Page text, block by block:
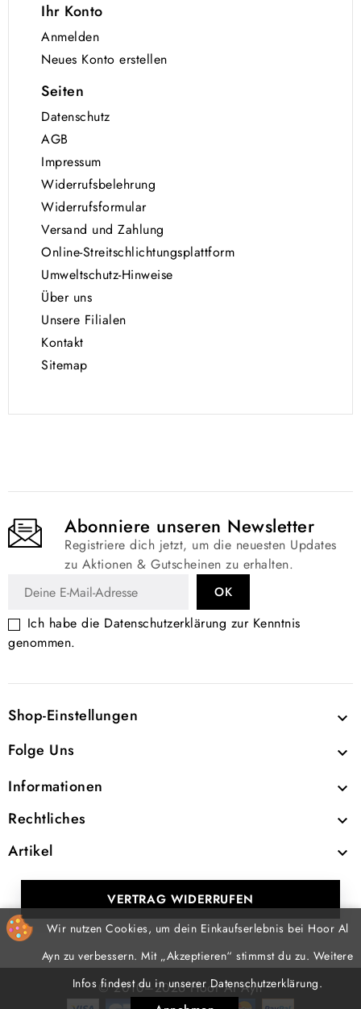
Ihr Konto
Anmelden
Neues Konto erstellen
Seiten
Datenschutz
AGB
Impressum
Widerrufsbelehrung
Widerrufsformular
Versand und Zahlung
Online-Streitschlichtungsplattform
Umweltschutz-Hinweise
Über uns
Unsere Filialen
Kontakt
Sitemap
Abonniere unseren Newsletter
Registriere dich jetzt, um die neuesten Updates
zu Aktionen & Gutscheinen zu erhalten.
Ich habe die Datenschutzerklärung zur Kenntnis
genommen.
Shop-Einstellungen 
Folge Uns 
Informationen 
Rechtliches 
Artikel 
Wir nutzen Cookies, um dein Einkaufserlebnis bei Hoor Al
Ayn zu verbessern. Mit „Akzeptieren“ stimmst du zu. Weitere
Infos findest du in unserer Datenschutzerklärung.
VERTRAG WIDERRUFEN
© 2010–2026 Hoor Al Ayn